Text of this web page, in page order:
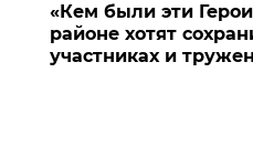
«Кем были эти
районе хотят
участниках и